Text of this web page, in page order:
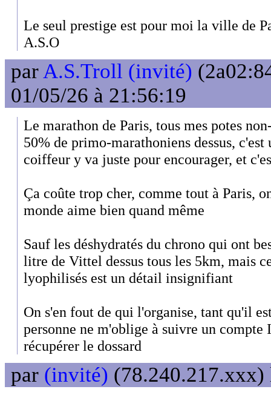
Le seul prestige est pour moi la ville de
A.S.O
parA.S.Troll (invité)
01/05/26 à 21:56:19
Le marathon de Paris, tous mes potes
50% de primo-marathoniens dessus,
coiffeur y va juste pour encourager, et
Ça coûte trop cher, comme tout à Paris,
monde aime bien quand même
Sauf les déshydratés du chrono qui ont
litre de Vittel dessus tous les 5km, mais
lyophilisés est un détail insignifiant
On s'en fout de qui l'organise, tant qu'il
personne ne m'oblige à suivre un compte
récupérer le dossard
par (invité) (78.240.217.xxx)